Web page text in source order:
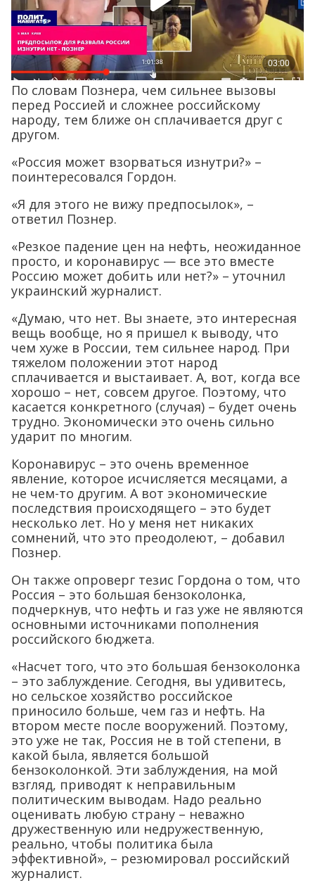
По словам Познера, чем сильнее вызовы
перед Россией и сложнее российскому
народу, тем ближе он сплачивается друг с
другом.
«Россия может взорваться изнутри?» –
поинтересовался Гордон.
«Я для этого не вижу предпосылок», –
ответил Познер.
«Резкое падение цен на нефть, неожиданное
просто, и коронавирус — все это вместе
Россию может добить или нет?» – уточнил
украинский журналист.
«Думаю, что нет. Вы знаете, это интересная
вещь вообще, но я пришел к выводу, что
чем хуже в России, тем сильнее народ. При
тяжелом положении этот народ
сплачивается и выстаивает. А, вот, когда все
хорошо – нет, совсем другое. Поэтому, что
касается конкретного (случая) – будет очень
трудно. Экономически это очень сильно
ударит по многим.
Коронавирус – это очень временное
явление, которое исчисляется месяцами, а
не чем-то другим. А вот экономические
последствия происходящего – это будет
несколько лет. Но у меня нет никаких
сомнений, что это преодолеют, – добавил
Познер.
Он также опроверг тезис Гордона о том, что
Россия – это большая бензоколонка,
подчеркнув, что нефть и газ уже не являются
основными источниками пополнения
российского бюджета.
«Насчет того, что это большая бензоколонка
– это заблуждение. Сегодня, вы удивитесь,
но сельское хозяйство российское
приносило больше, чем газ и нефть. На
втором месте после вооружений. Поэтому,
это уже не так, Россия не в той степени, в
какой была, является большой
бензоколонкой. Эти заблуждения, на мой
взгляд, приводят к неправильным
политическим выводам. Надо реально
оценивать любую страну – неважно
дружественную или недружественную,
реально, чтобы политика была
эффективной», – резюмировал российский
журналист.